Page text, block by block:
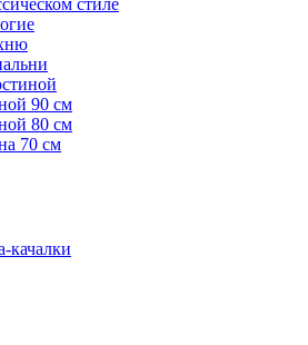
90 см
80 см
70 см
качалки